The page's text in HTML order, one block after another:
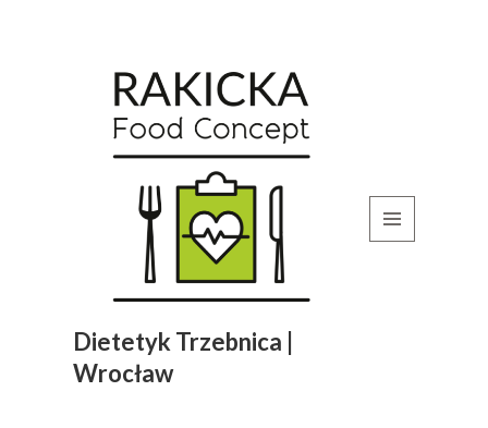
Dietetyk Trzebnica |
Wrocław